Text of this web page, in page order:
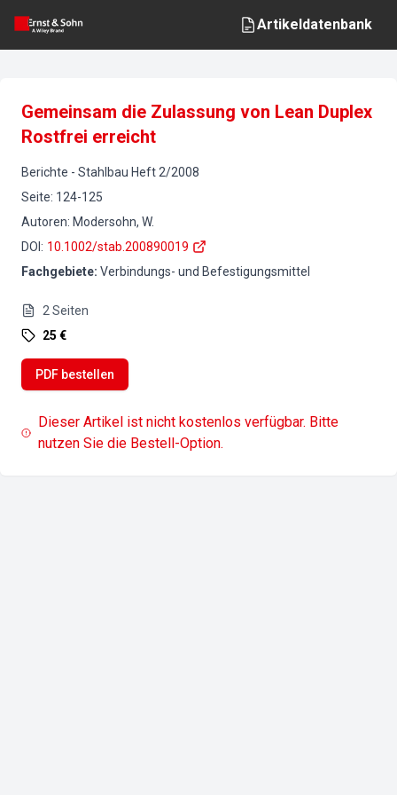
Artikeldatenbank
Gemeinsam die Zulassung von Lean Duplex
Rostfrei erreicht
Berichte - Stahlbau Heft 2/2008
Seite: 124-125
Autoren: Modersohn, W.
DOI : 10.1002/stab.200890019
Fachgebiete: Verbindungs- und Befestigungsmittel
2 Seiten
25 €
PDF bestellen
Dieser Artikel ist nicht kostenlos verfügbar. Bitte
nutzen Sie die Bestell-Option.